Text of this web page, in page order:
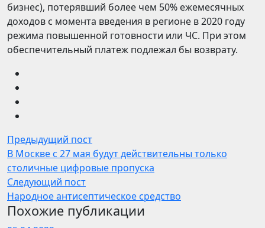
бизнес), потерявший более чем 50% ежемесячных
доходов с момента введения в регионе в 2020 году
режима повышенной готовности или ЧС. При этом
обеспечительный платеж подлежал бы возврату.
Предыдущий пост
В Москве с 27 мая будут действительны только
столичные цифровые пропуска
Следующий пост
Народное антисептическое средство
Похожие публикации